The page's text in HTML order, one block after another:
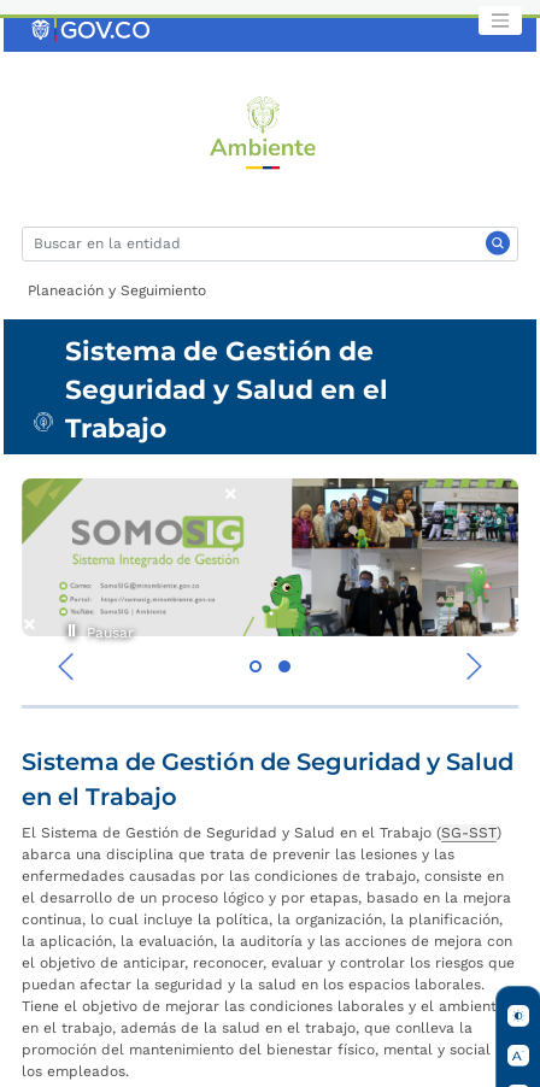
Planeación y Seguimiento
Sistema de Gestión de
Seguridad y Salud en el
Trabajo
‹
›
Pausar
Sistema de Gestión de Seguridad y Salud
en el Trabajo
El Sistema de Gestión de Seguridad y Salud en el Trabajo (SG-SST)
abarca una disciplina que trata de prevenir las lesiones y las
enfermedades causadas por las condiciones de trabajo, consiste en
el desarrollo de un proceso lógico y por etapas, basado en la mejora
continua, lo cual incluye la política, la organización, la planificación,
la aplicación, la evaluación, la auditoría y las acciones de mejora con
el objetivo de anticipar, reconocer, evaluar y controlar los riesgos que
puedan afectar la seguridad y la salud en los espacios laborales.
Tiene el objetivo de mejorar las condiciones laborales y el ambiente
en el trabajo, además de la salud en el trabajo, que conlleva la
promoción del mantenimiento del bienestar físico, mental y social de
los empleados.